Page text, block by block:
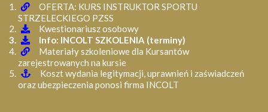
OFERTA: KURS INSTRUKTOR SPORTU
STRZELECKIEGO PZSS
Kwestionariusz osobowy
Info: INCOLT SZKOLENIA (terminy)
Materiały szkoleniowe dla Kursantów
zarejestrowanych na kursie
Koszt wydania legitymacji, uprawnień i zaświadczeń
oraz ubezpieczenia ponosi firma INCOLT